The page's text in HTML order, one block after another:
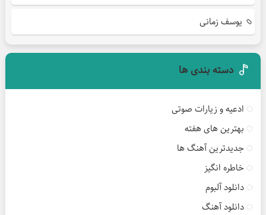
یوسف زمانی
دسته بندی ها
ادعیه و زیارات صوتی
بهترین های هفته
جدیدترین آهنگ ها
خاطره انگیز
دانلود آلبوم
دانلود آهنگ